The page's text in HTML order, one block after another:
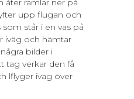
upp flugan och
står i en vas på
iväg och hämtar
bilder i
tag verkar den få
lflyger iväg över